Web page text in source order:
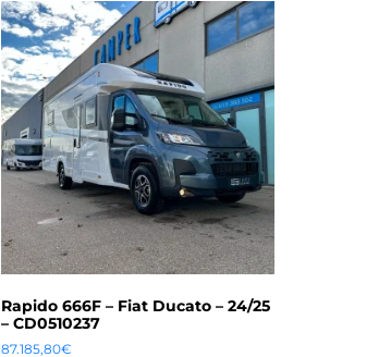
Rapido 666F – Fiat Ducato – 24/25
– CD0510237
87.185,80€